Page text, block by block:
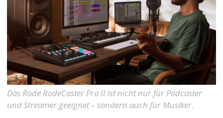
Das Rode RodeCaster Pro II ist nicht nur für Podcaster
und Streamer geeignet – sondern auch für Musiker.